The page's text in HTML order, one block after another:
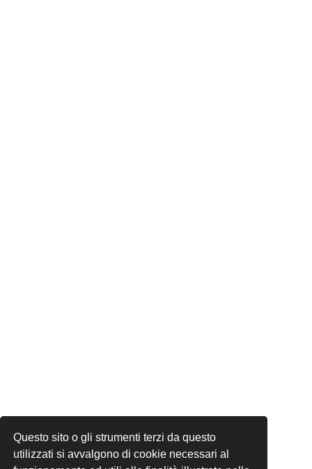
Questo sito o gli strumenti terzi da questo
utilizzati si avvalgono di cookie necessari al